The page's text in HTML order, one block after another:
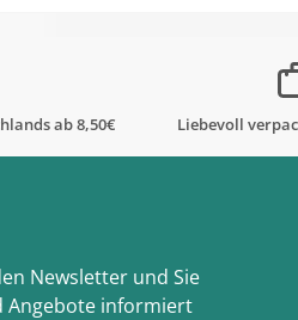
ab 8,50€ Liebevoll
Newsletter und Sie
Angebote informiert